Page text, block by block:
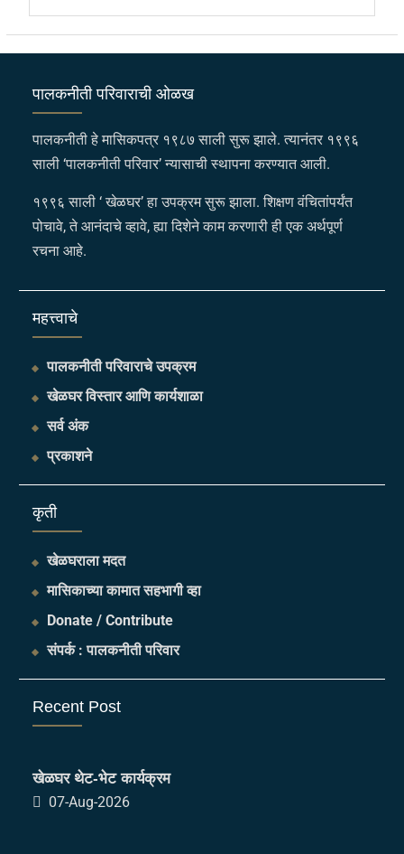
पालकनीती परिवाराची ओळख
पालकनीती हे मासिकपत्र १९८७ साली सुरू झाले. त्यानंतर १९९६
साली ‘पालकनीती परिवार’ न्यासाची स्थापना करण्यात आली.
१९९६ साली ‘ खेळघर’ हा उपक्रम सुरू झाला. शिक्षण वंचितांपर्यंत
पोचावे, ते आनंदाचे व्हावे, ह्या दिशेने काम करणारी ही एक अर्थपूर्ण
रचना आहे.
महत्त्वाचे
पालकनीती परिवाराचे उपक्रम
खेळघर विस्तार आणि कार्यशाळा
सर्व अंक
प्रकाशने
​कृती
खेळघराला मदत
मासिकाच्या कामात सहभागी व्हा
Donate / Contribute
संपर्क : पालकनीती परिवार
Recent Post
खेळघर थेट-भेट कार्यक्रम
07-Aug-2026